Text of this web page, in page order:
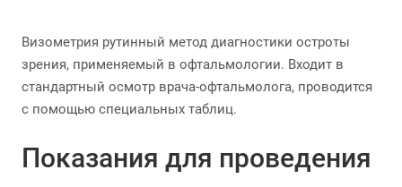
Визометрия рутинный метод диагностики остроты
зрения, применяемый в офтальмологии. Входит в
стандартный осмотр врача-офтальмолога, проводится
с помощью специальных таблиц.
Показания для проведения